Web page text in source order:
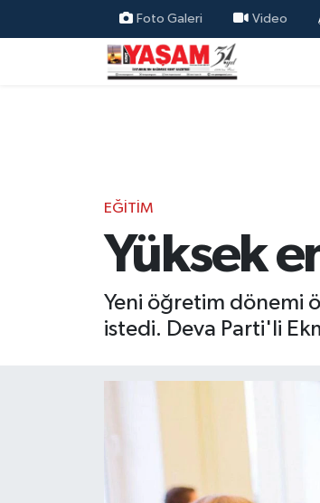
Foto Galeri Video
EĞİTİM
Yüksek
Yeni öğretim dönemi
istedi. Deva Parti'li